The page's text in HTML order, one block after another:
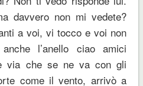
davvero non mi vedete?
a voi, vi tocco e voi non
l’anello ciao amici
via che se ne va con gli
come il vento, arrivò a